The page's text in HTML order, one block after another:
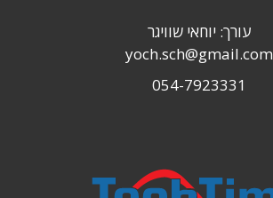
עורך: יוחאי שוויגר
yoch.sch@gmail.com
054-7923331